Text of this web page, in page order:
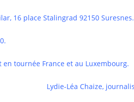
16 place Stalingrad 92150 Suresnes.
en tournée France et au Luxembourg.
Lydie-Léa Chaize,